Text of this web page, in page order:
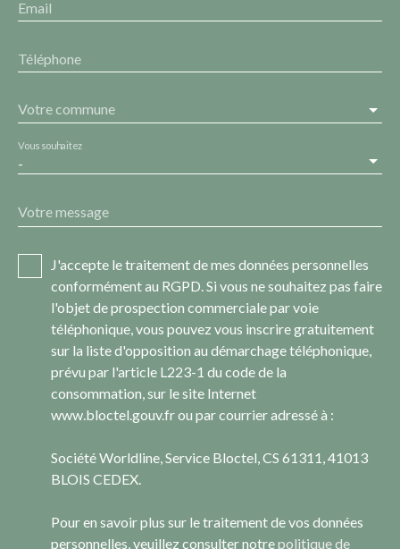
Email
Téléphone
Votre commune
-
Vous souhaitez
Votre message
J'accepte le traitement de mes données personnelles
conformément au RGPD. Si vous ne souhaitez pas faire
l'objet de prospection commerciale par voie
téléphonique, vous pouvez vous inscrire gratuitement
sur la liste d'opposition au démarchage téléphonique,
prévu par l'article L223-1 du code de la
consommation, sur le site Internet
www.bloctel.gouv.fr ou par courrier adressé à :
Société Worldline, Service Bloctel, CS 61311, 41013
BLOIS CEDEX.
Pour en savoir plus sur le traitement de vos données
personnelles, veuillez consulter notrepolitique de